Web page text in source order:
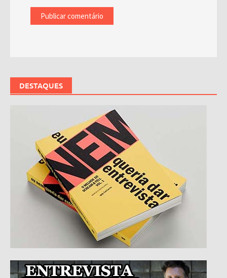
DESTAQUES